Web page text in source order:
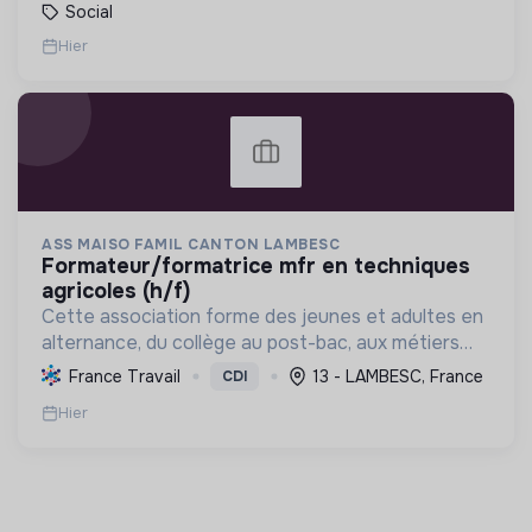
Social
Hier
ASS MAISO FAMIL CANTON LAMBESC
formateur/formatrice mfr en techniques
agricoles (h/f)
Cette association forme des jeunes et adultes en
alternance, du collège au post-bac, aux métiers
liés à la nature, l'agriculture et l'environnement,
l'épanouisse...
France Travail CDI 13 - LAMBESC, France
Hier